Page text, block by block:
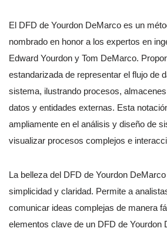
El DFD de Yourdon DeMarco es un
nombrado en honor a los expertos en
Edward Yourdon y Tom DeMarco.
estandarizada de representar el flujo de
sistema, ilustrando procesos,
datos y entidades externas. Esta
ampliamente en el análisis y diseño de
visualizar procesos complejos e
La belleza del DFD de Yourdon
simplicidad y claridad. Permite a
comunicar ideas complejas de manera
elementos clave de un DFD de Yourdon